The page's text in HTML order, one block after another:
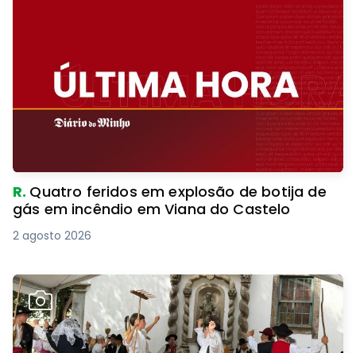
R. Quatro feridos em explosão de botija de
gás em incêndio em Viana do Castelo
2 agosto 2026